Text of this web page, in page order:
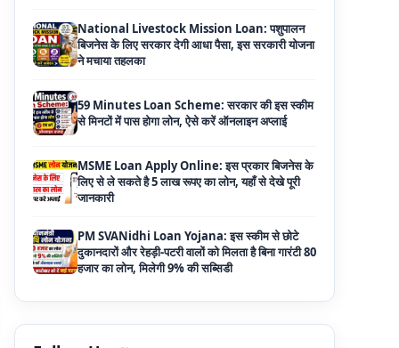
59 Minutes Loan Scheme: सरकार की इस स्कीम
से मिनटों में पास होगा लोन, ऐसे करें ऑनलाइन अप्लाई
MSME Loan Apply Online: इस प्रकार बिजनेस के
लिए से ले सकते है 5 लाख रूपए का लोन, यहाँ से देखे पूरी
जानकारी
PM SVANidhi Loan Yojana: इस स्कीम से छोटे
दुकानदारों और रेहड़ी-पटरी वालों को मिलता है बिना गारंटी 80
हजार का लोन, मिलेगी 9% की सब्सिडी
Haryana Self Help Group Loan 2026: स्वयं
सहायता समूह महिलाओं को मिल रहा है ₹10 लाख तक का
लोन, ऐसे करें आवेदन
Bakri Palan Loan Online Apply: अब बकरी
पालन योजना के तहत ले सकते है 5 लाख तक का लोन,